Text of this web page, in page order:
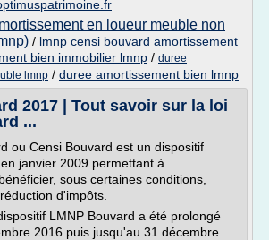
en loueur meuble non
/ lmnp censi bouvard amortissement
bien immobilier lmnp / duree
lmnp / duree amortissement bien lmnp
2017 | Tout savoir sur la loi
...
ou Censi Bouvard est un dispositif
janvier 2009 permettant à
sous certaines conditions,
d'impôts.
LMNP Bouvard a été prolongé
2016 puis jusqu'au 31 décembre